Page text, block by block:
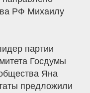
РФ Михаилу
партии
Госдумы
Яна
предложили